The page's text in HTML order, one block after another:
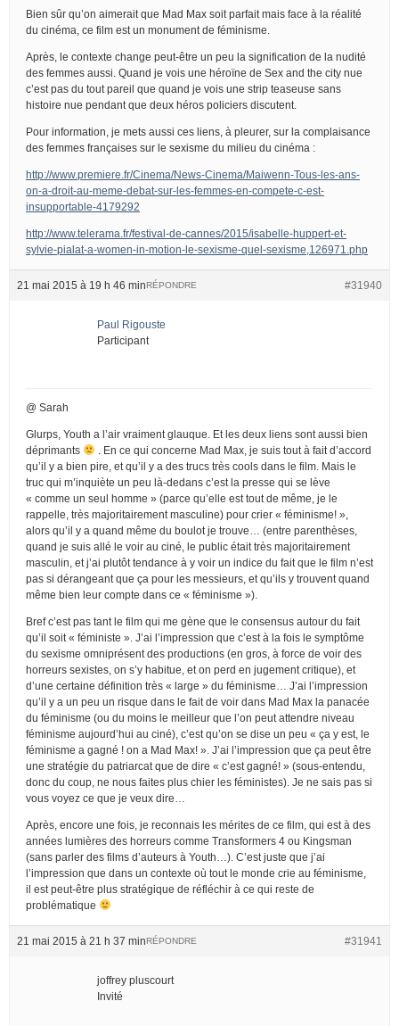
Bien sûr qu’on aimerait que Mad Max soit parfait mais face à la réalité
du cinéma, ce film est un monument de féminisme.
Après, le contexte change peut-être un peu la signification de la nudité
des femmes aussi. Quand je vois une héroïne de Sex and the city nue
c’est pas du tout pareil que quand je vois une strip teaseuse sans
histoire nue pendant que deux héros policiers discutent.
Pour information, je mets aussi ces liens, à pleurer, sur la complaisance
des femmes françaises sur le sexisme du milieu du cinéma :
http://www.premiere.fr/Cinema/News-Cinema/Maiwenn-Tous-les-ans-
on-a-droit-au-meme-debat-sur-les-femmes-en-compete-c-est-
insupportable-4179292
http://www.telerama.fr/festival-de-cannes/2015/isabelle-huppert-et-
sylvie-pialat-a-women-in-motion-le-sexisme-quel-sexisme,126971.php
21 mai 2015 à 19 h 46 min #31940
RÉPONDRE
Paul Rigouste
Participant
@ Sarah
Glurps, Youth a l’air vraiment glauque. Et les deux liens sont aussi bien
déprimants
. En ce qui concerne Mad Max, je suis tout à fait d’accord
qu’il y a bien pire, et qu’il y a des trucs très cools dans le film. Mais le
truc qui m’inquiète un peu là-dedans c’est la presse qui se lève
« comme un seul homme » (parce qu’elle est tout de même, je le
rappelle, très majoritairement masculine) pour crier « féminisme! »,
alors qu’il y a quand même du boulot je trouve… (entre parenthèses,
quand je suis allé le voir au ciné, le public était très majoritairement
masculin, et j’ai plutôt tendance à y voir un indice du fait que le film n’est
pas si dérangeant que ça pour les messieurs, et qu’ils y trouvent quand
même bien leur compte dans ce « féminisme »).
Bref c’est pas tant le film qui me gène que le consensus autour du fait
qu’il soit « féministe ». J’ai l’impression que c’est à la fois le symptôme
du sexisme omniprésent des productions (en gros, à force de voir des
horreurs sexistes, on s’y habitue, et on perd en jugement critique), et
d’une certaine définition très « large » du féminisme… J’ai l’impression
qu’il y a un peu un risque dans le fait de voir dans Mad Max la panacée
du féminisme (ou du moins le meilleur que l’on peut attendre niveau
féminisme aujourd’hui au ciné), c’est qu’on se dise un peu « ça y est, le
féminisme a gagné ! on a Mad Max! ». J’ai l’impression que ça peut être
une stratégie du patriarcat que de dire « c’est gagné! » (sous-entendu,
donc du coup, ne nous faites plus chier les féministes). Je ne sais pas si
vous voyez ce que je veux dire…
Après, encore une fois, je reconnais les mérites de ce film, qui est à des
années lumières des horreurs comme Transformers 4 ou Kingsman
(sans parler des films d’auteurs à Youth…). C’est juste que j’ai
l’impression que dans un contexte où tout le monde crie au féminisme,
il est peut-être plus stratégique de réfléchir à ce qui reste de
problématique
21 mai 2015 à 21 h 37 min #31941
RÉPONDRE
joffrey pluscourt
Invité